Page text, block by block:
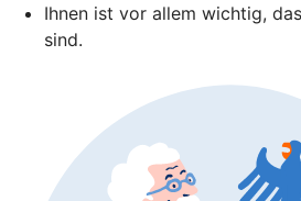
Ihnen ist vor allem wichtig,
sind.